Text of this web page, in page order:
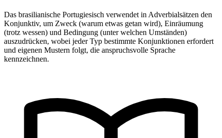
Das brasilianische Portugiesisch verwendet in Adverbialsätzen den
Konjunktiv, um Zweck (warum etwas getan wird), Einräumung
(trotz wessen) und Bedingung (unter welchen Umständen)
auszudrücken, wobei jeder Typ bestimmte Konjunktionen erfordert
und eigenen Mustern folgt, die anspruchsvolle Sprache
kennzeichnen.